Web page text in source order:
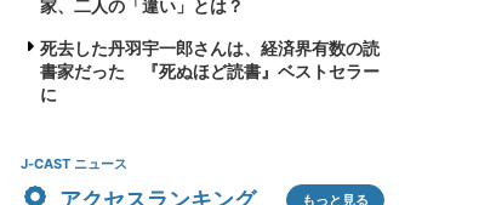
家、二人の「違い」とは？
死去した丹羽宇一郎さんは、経済界有数の読
書家だった 『死ぬほど読書』ベストセラー
に
J-CAST ニュース
アクセスランキング もっと見る